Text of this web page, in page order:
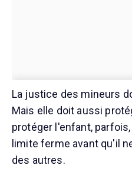
La justice des mineurs
Mais elle doit aussi
protéger l'enfant,
limite ferme avant qu'il
des autres.